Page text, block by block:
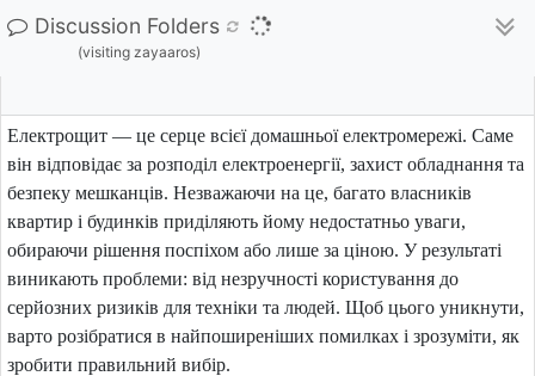
Discussion Folders
(visiting zayaaros)
Електрощит — це серце всієї домашньої електромережі. Саме
він відповідає за розподіл електроенергії, захист обладнання та
безпеку мешканців. Незважаючи на це, багато власників
квартир і будинків приділяють йому недостатньо уваги,
обираючи рішення поспіхом або лише за ціною. У результаті
виникають проблеми: від незручності користування до
серйозних ризиків для техніки та людей. Щоб цього уникнути,
варто розібратися в найпоширеніших помилках і зрозуміти, як
зробити правильний вибір.